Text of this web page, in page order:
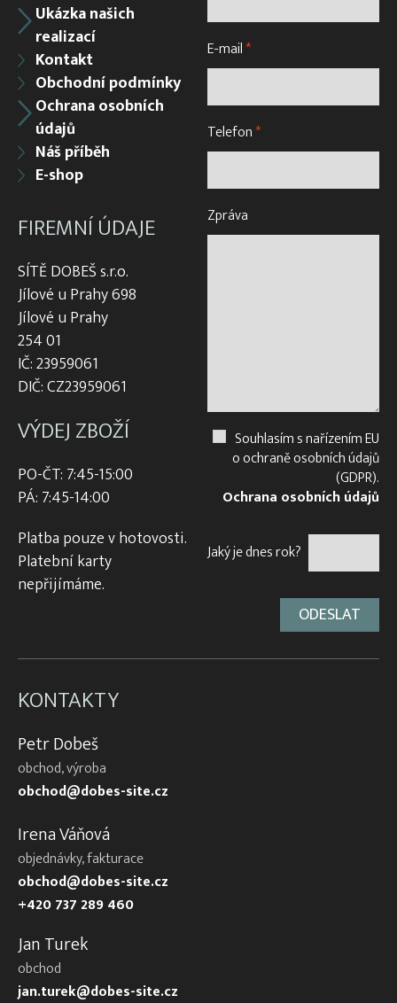
Ukázka našich
realizací
Kontakt
Obchodní podmínky
Ochrana osobních
údajů
Náš příběh
E-shop
FIREMNÍ ÚDAJE
SÍTĚ DOBEŠ s.r.o.
Jílové u Prahy 698
Jílové u Prahy
254 01
IČ: 23959061
DIČ: CZ23959061
VÝDEJ ZBOŽÍ
PO-ČT: 7:45-15:00
PÁ: 7:45-14:00
Platba pouze v hotovosti.
Platební karty
nepřijímáme.
E-mail*
Telefon*
Zpráva
Souhlasím s nařízením EU
o ochraně osobních údajů
(GDPR).
Ochrana osobních údajů
Jaký je dnes rok?
KONTAKTY
Petr Dobeš
obchod, výroba
obchod@dobes-site.cz
Irena Váňová
objednávky, fakturace
obchod@dobes-site.cz
+420 737 289 460
Jan Turek
obchod
jan.turek@dobes-site.cz